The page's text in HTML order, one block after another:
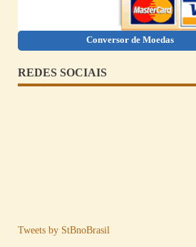
Conversor de Moedas
REDES SOCIAIS
Tweets by StBnoBrasil